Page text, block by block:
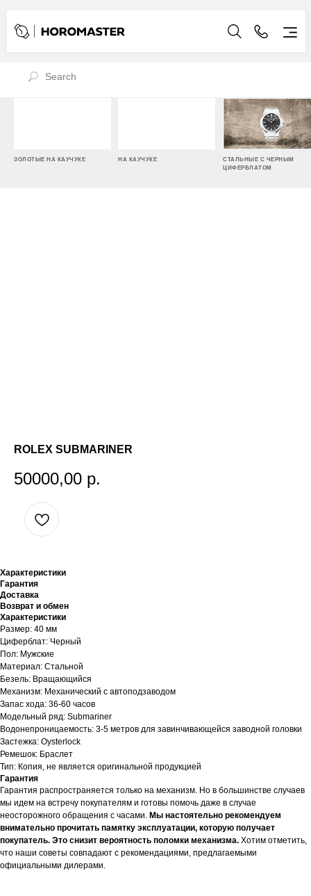
ЗОЛОТЫЕ НА КАУЧУКЕ НА КАУЧУКЕ
СТАЛЬНЫЕ С ЧЕРНЫМ
ЦИФЕРБЛАТОМ
ROLEX SUBMARINER
50000,00 р.
Характеристики
Гарантия
Доставка
Возврат и обмен
Характеристики
Размер: 40 мм
Циферблат: Черный
Пол: Мужские
Материал: Стальной
Безель: Вращающийся
Механизм: Механический с автоподзаводом
Запас хода: 36-60 часов
Модельный ряд: Submariner
Водонепроницаемость: 3-5 метров для завинчивающейся заводной головки
Застежка: Oysterlock
Ремешок: Браслет
Тип: Копия, не является оригинальной продукцией
Гарантия
Гарантия распространяется только на механизм. Но в большинстве случаев
мы идем на встречу покупателям и готовы помочь даже в случае
неосторожного обращения с часами. Мы настоятельно рекомендуем
внимательно прочитать памятку эксплуатации, которую получает
покупатель. Это снизит вероятность поломки механизма. Хотим отметить,
что наши советы совпадают с рекомендациями, предлагаемыми
официальными дилерами.